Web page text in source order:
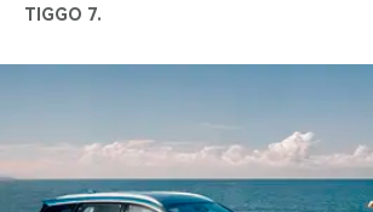
СЕДАНЫ
TIGGO 7.